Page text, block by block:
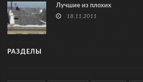
Лучшие из плохих
18.11.2011
РАЗДЕЛЫ